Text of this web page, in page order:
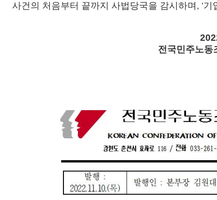
사건의 처음부터 끝까지 사법당국을 감시하며, ‘
전국민주노동